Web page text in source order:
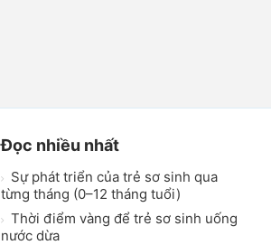
Đọc nhiều nhất
Sự phát triển của trẻ sơ sinh qua
từng tháng (0–12 tháng tuổi)
Thời điểm vàng để trẻ sơ sinh uống
nước dừa